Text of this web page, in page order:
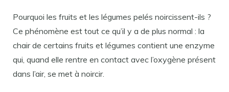
Pourquoi les fruits et les légumes pelés noircissent-ils ?
Ce phénomène est tout ce qu’il y a de plus normal : la
chair de certains fruits et légumes contient une enzyme
qui, quand elle rentre en contact avec l’oxygène présent
dans l’air, se met à noircir.